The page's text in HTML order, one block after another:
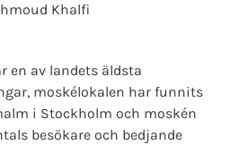
Khalfi
en av landets äldsta
moskélokalen har funnits
i Stockholm och moskén
besökare och bedjande